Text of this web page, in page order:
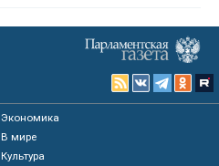
Экономика
В мире
Культура